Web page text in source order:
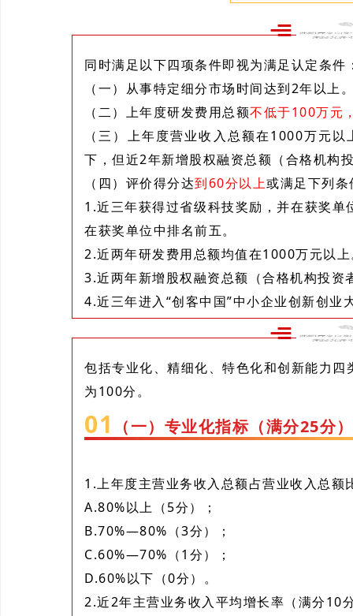
一、认
同时满足以下四项条件即视为满足认定条件
（一）从事特定细分市场时间达到2年以上
（二）上年度研发费用总额不低于100万元
（三）上年度营业收入总额在1000万元
下，但近2年新增股权融资总额（合格机构
（四）评价得分达到60分以上或满足下列
1.近三年获得过省级科技奖励，并在获奖
在获奖单位中排名前五。
2.近两年研发费用总额均值在1000万元以
3.近两年新增股权融资总额（合格机构投
4.近三年进入“创客中国”中小企业创新创业
二、评
包括专业化、精细化、特色化和创新能力
为100分。
01 （一）专业化指标（满分25分
1.上年度主营业务收入总额占营业收入总额
A.80%以上（5分）；
B.70%—80%（3分）；
C.60%—70%（1分）；
D.60%以下（0分）。
2.近2年主营业务收入平均增长率（满分10